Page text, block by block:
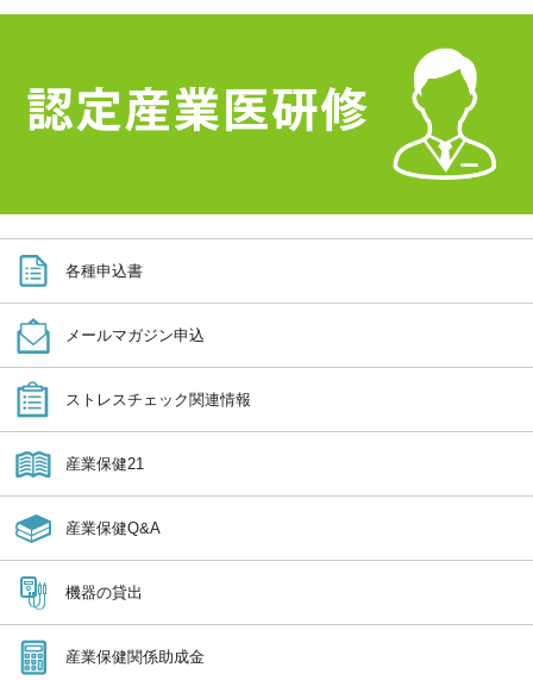
各種申込書
メールマガジン申込
ストレスチェック関連情報
産業保健21
産業保健Q&A
機器の貸出
産業保健関係助成金